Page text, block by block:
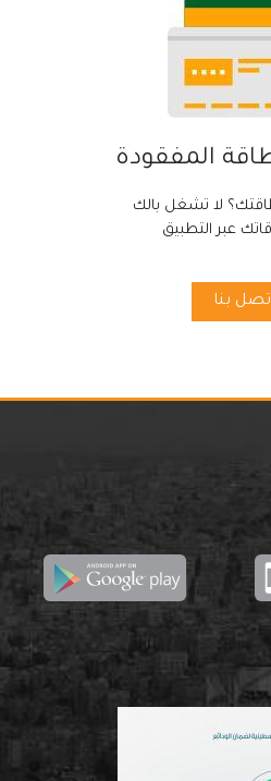
المفقودة
لا تشغل بالك
عبر التطبيق
بنا